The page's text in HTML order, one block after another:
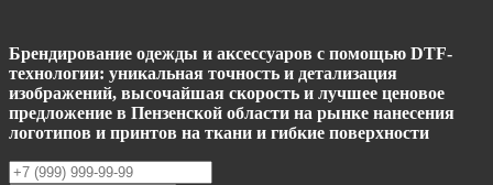
Брендирование одежды и аксессуаров с помощью DTF-
технологии: уникальная точность и детализация
изображений, высочайшая скорость и лучшее ценовое
предложение в Пензенской области на рынке нанесения
логотипов и принтов на ткани и гибкие поверхности